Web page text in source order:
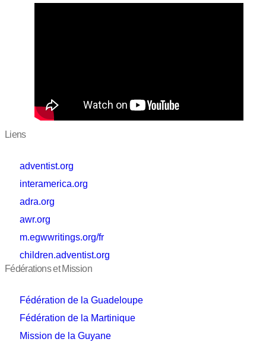
Liens
adventist.org
interamerica.org
adra.org
awr.org
m.egwwritings.org/fr
children.adventist.org
Fédérations et Mission
Fédération de la Guadeloupe
Fédération de la Martinique
Mission de la Guyane